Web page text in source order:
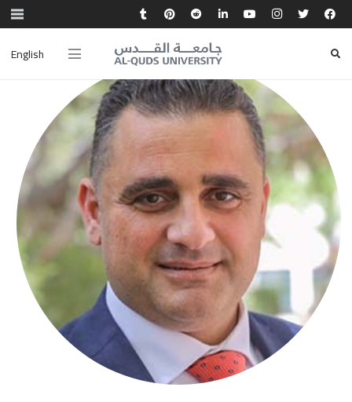
English